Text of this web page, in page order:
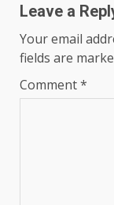
Leave a
Your email
fields are
Comment*